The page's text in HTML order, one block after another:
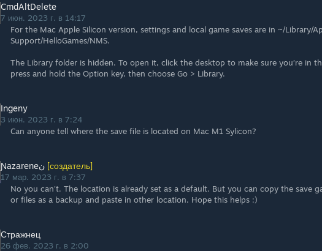
CmdAltDelete
7 июн. 2023 г. в 14:17
For the Mac Apple Silicon version, settings and local game saves are in ~/Library/
Support/HelloGames/NMS.
The Library folder is hidden. To open it, click the desktop to make sure you’re in
press and hold the Option key, then choose Go > Library.
Ingeny
3 июн. 2023 г. в 7:24
Can anyone tell where the save file is located on Mac M1 Sylicon?
Ɲazareneن [создатель]
17 мар. 2023 г. в 7:37
No you can't. The location is already set as a default. But you can copy the save
or files as a backup and paste in other location. Hope this helps :)
Стражнец
26 фев. 2023 г. в 2:00